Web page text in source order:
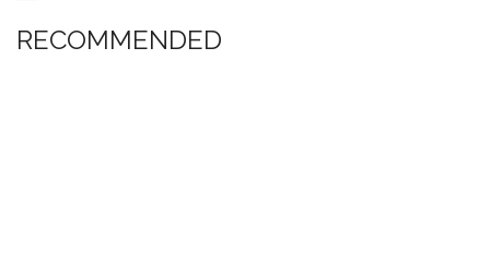
RECOMMENDED